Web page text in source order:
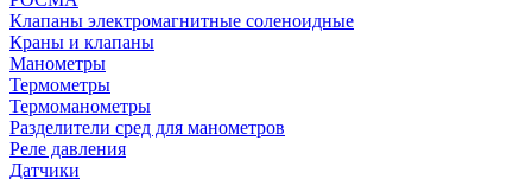
Клапаны электромагнитные соленоидные
Краны и клапаны
Манометры
Термометры
Термоманометры
Разделители сред для манометров
Реле давления
Датчики